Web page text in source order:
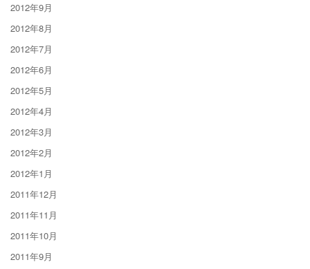
2012年9月
2012年8月
2012年7月
2012年6月
2012年5月
2012年4月
2012年3月
2012年2月
2012年1月
2011年12月
2011年11月
2011年10月
2011年9月